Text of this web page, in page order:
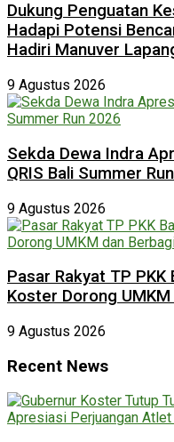
Dukung Penguatan
Hadapi Potensi
Hadiri Manuver
9 Agustus 2026
Sekda Dewa Indra
QRIS Bali Summer
9 Agustus 2026
Pasar Rakyat TP
Koster Dorong
9 Agustus 2026
Recent News